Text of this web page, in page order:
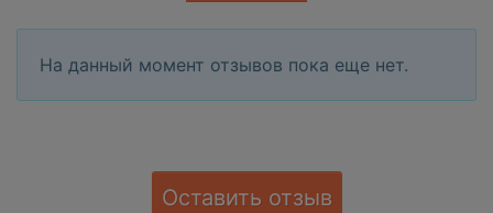
На данный момент отзывов пока еще нет.
Оставить отзыв